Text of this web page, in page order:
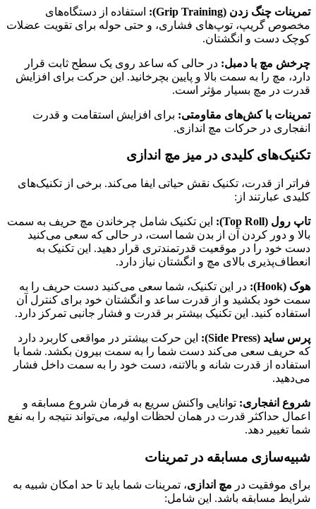
تمرینات چنگ زدن (Grip Training):
استفاده از دستگاه‌های
مخصوص گریپ، توپ‌های فشاری، و حتی حوله برای تقویت عضلات
کوچک دست و انگشتان.
چرخش مچ با دمبل: در حالی که ساعد روی یک سطح ثابت قرار
دارد، مچ را به سمت بالا و پایین بچرخانید. این حرکت برای افزایش
قدرت در مچ بسیار مؤثر است.
تمرینات با کش‌های مقاومتی: برای افزایش استقامت و قدرت
انفجاری در حرکات مچ اندازی.
تکنیک‌های کلیدی در میز مچ اندازی
فراتر از قدرت، تکنیک نقش حیاتی ایفا می‌کند. برخی از تکنیک‌های
کلیدی عبارتند از:
تاپ رول (Top Roll):
این تکنیک شامل چرخاندن مچ حریف به سمت
بالا و دور کردن آن از بدن شما است، در حالی که سعی می‌کنید
دست خود را در موقعیت قدرتمندتری قرار دهید. این تکنیک به
انعطاف‌پذیری بالای مچ و انگشتان نیاز دارد.
هوک (Hook):
در این تکنیک، شما سعی می‌کنید دست حریف را به
سمت خود بکشید و از قدرت ساعد و انگشتان خود برای کنترل آن
استفاده کنید. این تکنیک بیشتر بر قدرت و فشار جانبی تمرکز دارد.
پرس ساید (Side Press):
این حرکت بیشتر در مواقعی کاربرد دارد
که حریف سعی می‌کند دست شما را به سمت بیرون بکشد. شما با
استفاده از قدرت شانه و بالاتنه، دست خود را به سمت داخل فشار
می‌دهید.
شروع انفجاری: توانایی واکنش سریع به فرمان شروع مسابقه و
اعمال حداکثر قدرت در همان لحظات اولیه، می‌تواند نتیجه را به نفع
شما تغییر دهد.
شبیه‌سازی مسابقه در تمرینات
برای موفقیت در مچ اندازی، تمرینات شما باید تا حد امکان شبیه به
شرایط مسابقه باشد. این شامل: